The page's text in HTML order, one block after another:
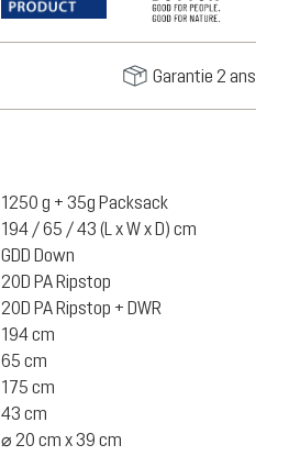
Garantie 2 ans
1250 g + 35g Packsack
194 / 65 / 43 (L x W x D) cm
GDD Down
20D PA Ripstop
20D PA Ripstop + DWR
194 cm
65 cm
175 cm
43 cm
⌀ 20 cm x 39 cm